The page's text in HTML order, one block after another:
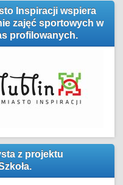
Inspiracji wspiera
zajęć sportowych w
profilowanych.
z projektu